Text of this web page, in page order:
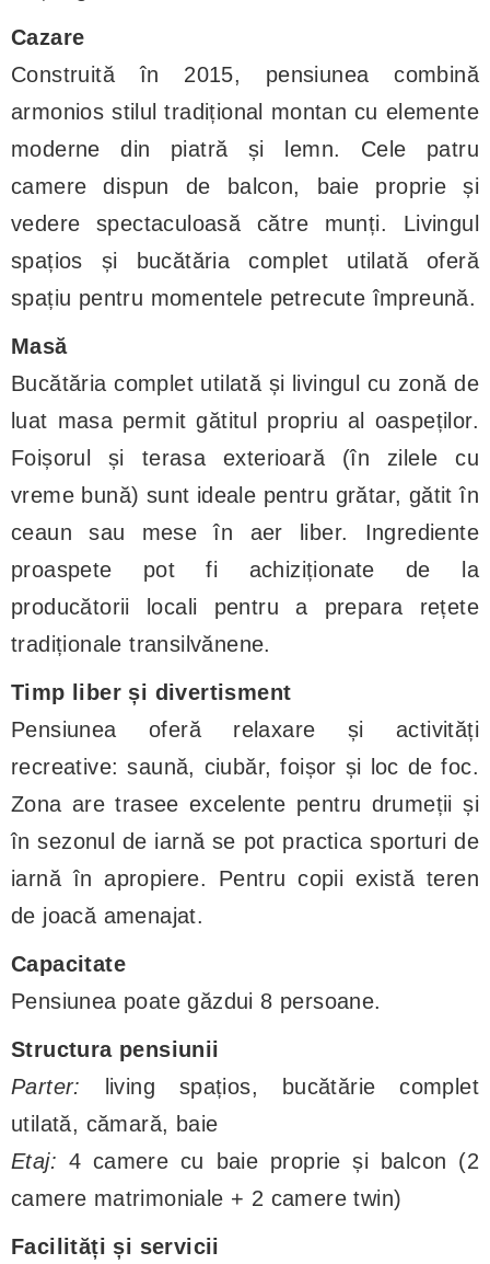
Cazare
Construită în 2015, pensiunea combină
armonios stilul tradițional montan cu elemente
moderne din piatră și lemn. Cele patru
camere dispun de balcon, baie proprie și
vedere spectaculoasă către munți. Livingul
spațios și bucătăria complet utilată oferă
spațiu pentru momentele petrecute împreună.
Masă
Bucătăria complet utilată și livingul cu zonă de
luat masa permit gătitul propriu al oaspeților.
Foișorul și terasa exterioară (în zilele cu
vreme bună) sunt ideale pentru grătar, gătit în
ceaun sau mese în aer liber. Ingrediente
proaspete pot fi achiziționate de la
producătorii locali pentru a prepara rețete
tradiționale transilvănene.
Timp liber și divertisment
Pensiunea oferă relaxare și activități
recreative: saună, ciubăr, foișor și loc de foc.
Zona are trasee excelente pentru drumeții și
în sezonul de iarnă se pot practica sporturi de
iarnă în apropiere. Pentru copii există teren
de joacă amenajat.
Capacitate
Pensiunea poate găzdui 8 persoane.
Structura pensiunii
Parter: living spațios, bucătărie complet
utilată, cămară, baie
Etaj: 4 camere cu baie proprie și balcon (2
camere matrimoniale + 2 camere twin)
Facilități și servicii